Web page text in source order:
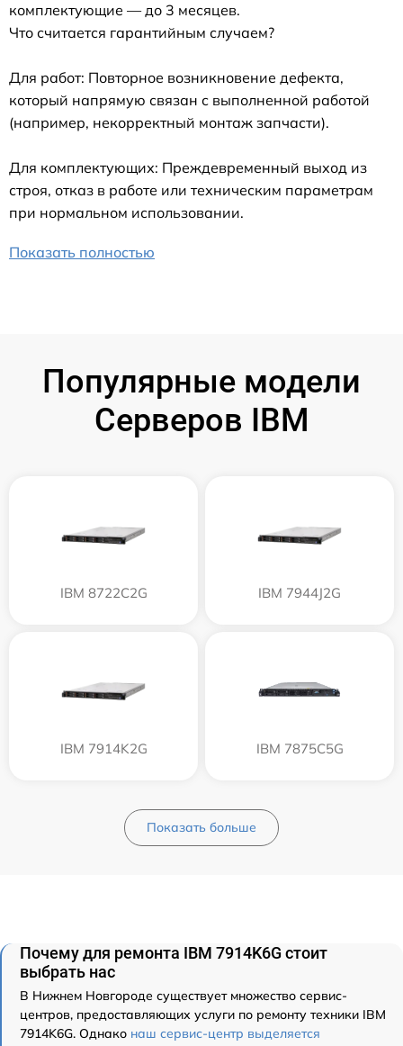
комплектующие — до 3 месяцев.
Что считается гарантийным случаем?
Для работ: Повторное возникновение дефекта,
который напрямую связан с выполненной работой
(например, некорректный монтаж запчасти).
Для комплектующих: Преждевременный выход из
строя, отказ в работе или техническим параметрам
при нормальном использовании.
Показать полностью
Популярные модели
Серверов IBM
IBM 8722C2G IBM 7944J2G
IBM 7914K2G IBM 7875C5G
Показать больше
Почему для ремонта IBM 7914K6G стоит
выбрать нас
В Нижнем Новгороде существует множество сервис-
центров, предоставляющих услуги по ремонту техники IBM
7914K6G. Однако наш сервис-центр выделяется